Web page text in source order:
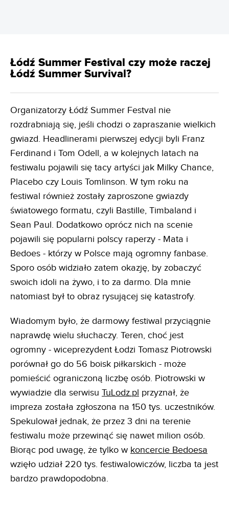
Łódź Summer Festival czy może raczej
Łódź Summer Survival?
Organizatorzy Łódź Summer Festval nie
rozdrabniają się, jeśli chodzi o zapraszanie wielkich
gwiazd. Headlinerami pierwszej edycji byli Franz
Ferdinand i Tom Odell, a w kolejnych latach na
festiwalu pojawili się tacy artyści jak Milky Chance,
Placebo czy Louis Tomlinson. W tym roku na
festiwal również zostały zaproszone gwiazdy
światowego formatu, czyli Bastille, Timbaland i
Sean Paul. Dodatkowo oprócz nich na scenie
pojawili się popularni polscy raperzy - Mata i
Bedoes - którzy w Polsce mają ogromny fanbase.
Sporo osób widziało zatem okazję, by zobaczyć
swoich idoli na żywo, i to za darmo. Dla mnie
natomiast był to obraz rysującej się katastrofy.
Wiadomym było, że darmowy festiwal przyciągnie
naprawdę wielu słuchaczy. Teren, choć jest
ogromny - wiceprezydent Łodzi Tomasz Piotrowski
porównał go do 56 boisk piłkarskich - może
pomieścić ograniczoną liczbę osób. Piotrowski w
wywiadzie dla serwisu TuLodz.pl przyznał, że
impreza została zgłoszona na 150 tys. uczestników.
Spekulował jednak, że przez 3 dni na terenie
festiwalu może przewinąć się nawet milion osób.
Biorąc pod uwagę, że tylko w koncercie Bedoesa
wzięło udział 220 tys. festiwalowiczów, liczba ta jest
bardzo prawdopodobna.